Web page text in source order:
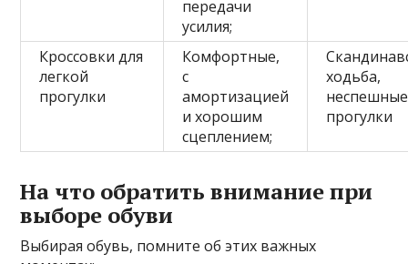
передачи
усилия;
Кроссовки для
легкой
прогулки
Комфортные,
с
амортизацией
и хорошим
сцеплением;
ходьба,
неспешные
прогулки
На что обратить внимание при
выборе обуви
Выбирая обувь, помните об этих важных